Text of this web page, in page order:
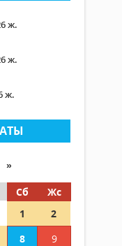
ж.
ж.
ж.
»
Сб
Жс
1
2
8
9